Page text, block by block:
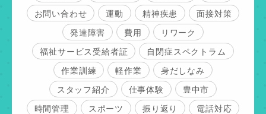
お問い合わせ
運動 精神疾患
面接対策
発達障害
費用
リワーク
福祉サービス受給者証
自閉症スペクトラム
作業訓練
軽作業
身だしなみ
スタッフ紹介
仕事体験
豊中市
時間管理
スポーツ 振り返り
電話対応